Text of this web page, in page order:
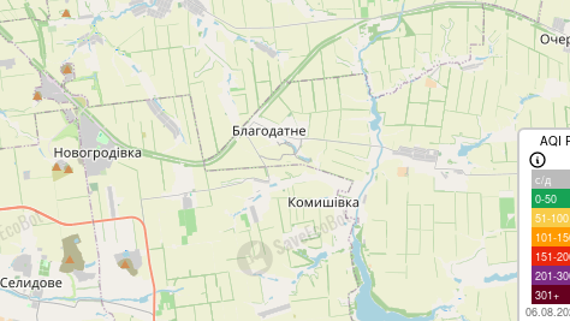
AQI
с/д
0-50
51-100
101-
151-
201-
301+